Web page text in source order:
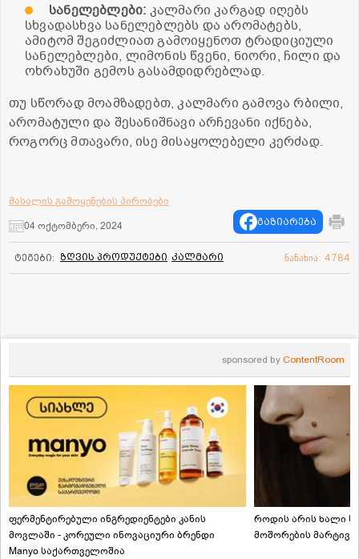
სანელებლები: კალმარი კარგად იღებს
სხვადასხვა სანელებლებს და არომატებს,
ამიტომ შეგიძლიათ გამოიყენოთ ტრადიციული
სანელებლები, ლიმონის წვენი, ნიორი, ჩილი და
ოხრახუში გემოს გასამდიდრებლად.
თუ სწორად მოამზადებთ, კალმარი გამოვა რბილი,
არომატული და შესანიშნავი არჩევანი იქნება,
როგორც მთავარი, ისე მისაყოლებელი კერძად.
მასალის გამოყენების პირობები
04 ოქტომბერი, 2024
გაზიარება
ტეგები: ზღვის პროდუქტები კალმარი ნანახია: 4784
sponsored by ContentRoom
ფერმენტირებული ინგრედიენტები კანის
მოვლაში - კორეული ინოვაციური ბრენდი
Manyo საქართველოშია
როდის არის ხალი
მოშორების